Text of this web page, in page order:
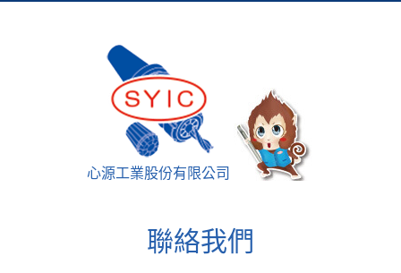
心源工業股份有限公司
聯絡我們